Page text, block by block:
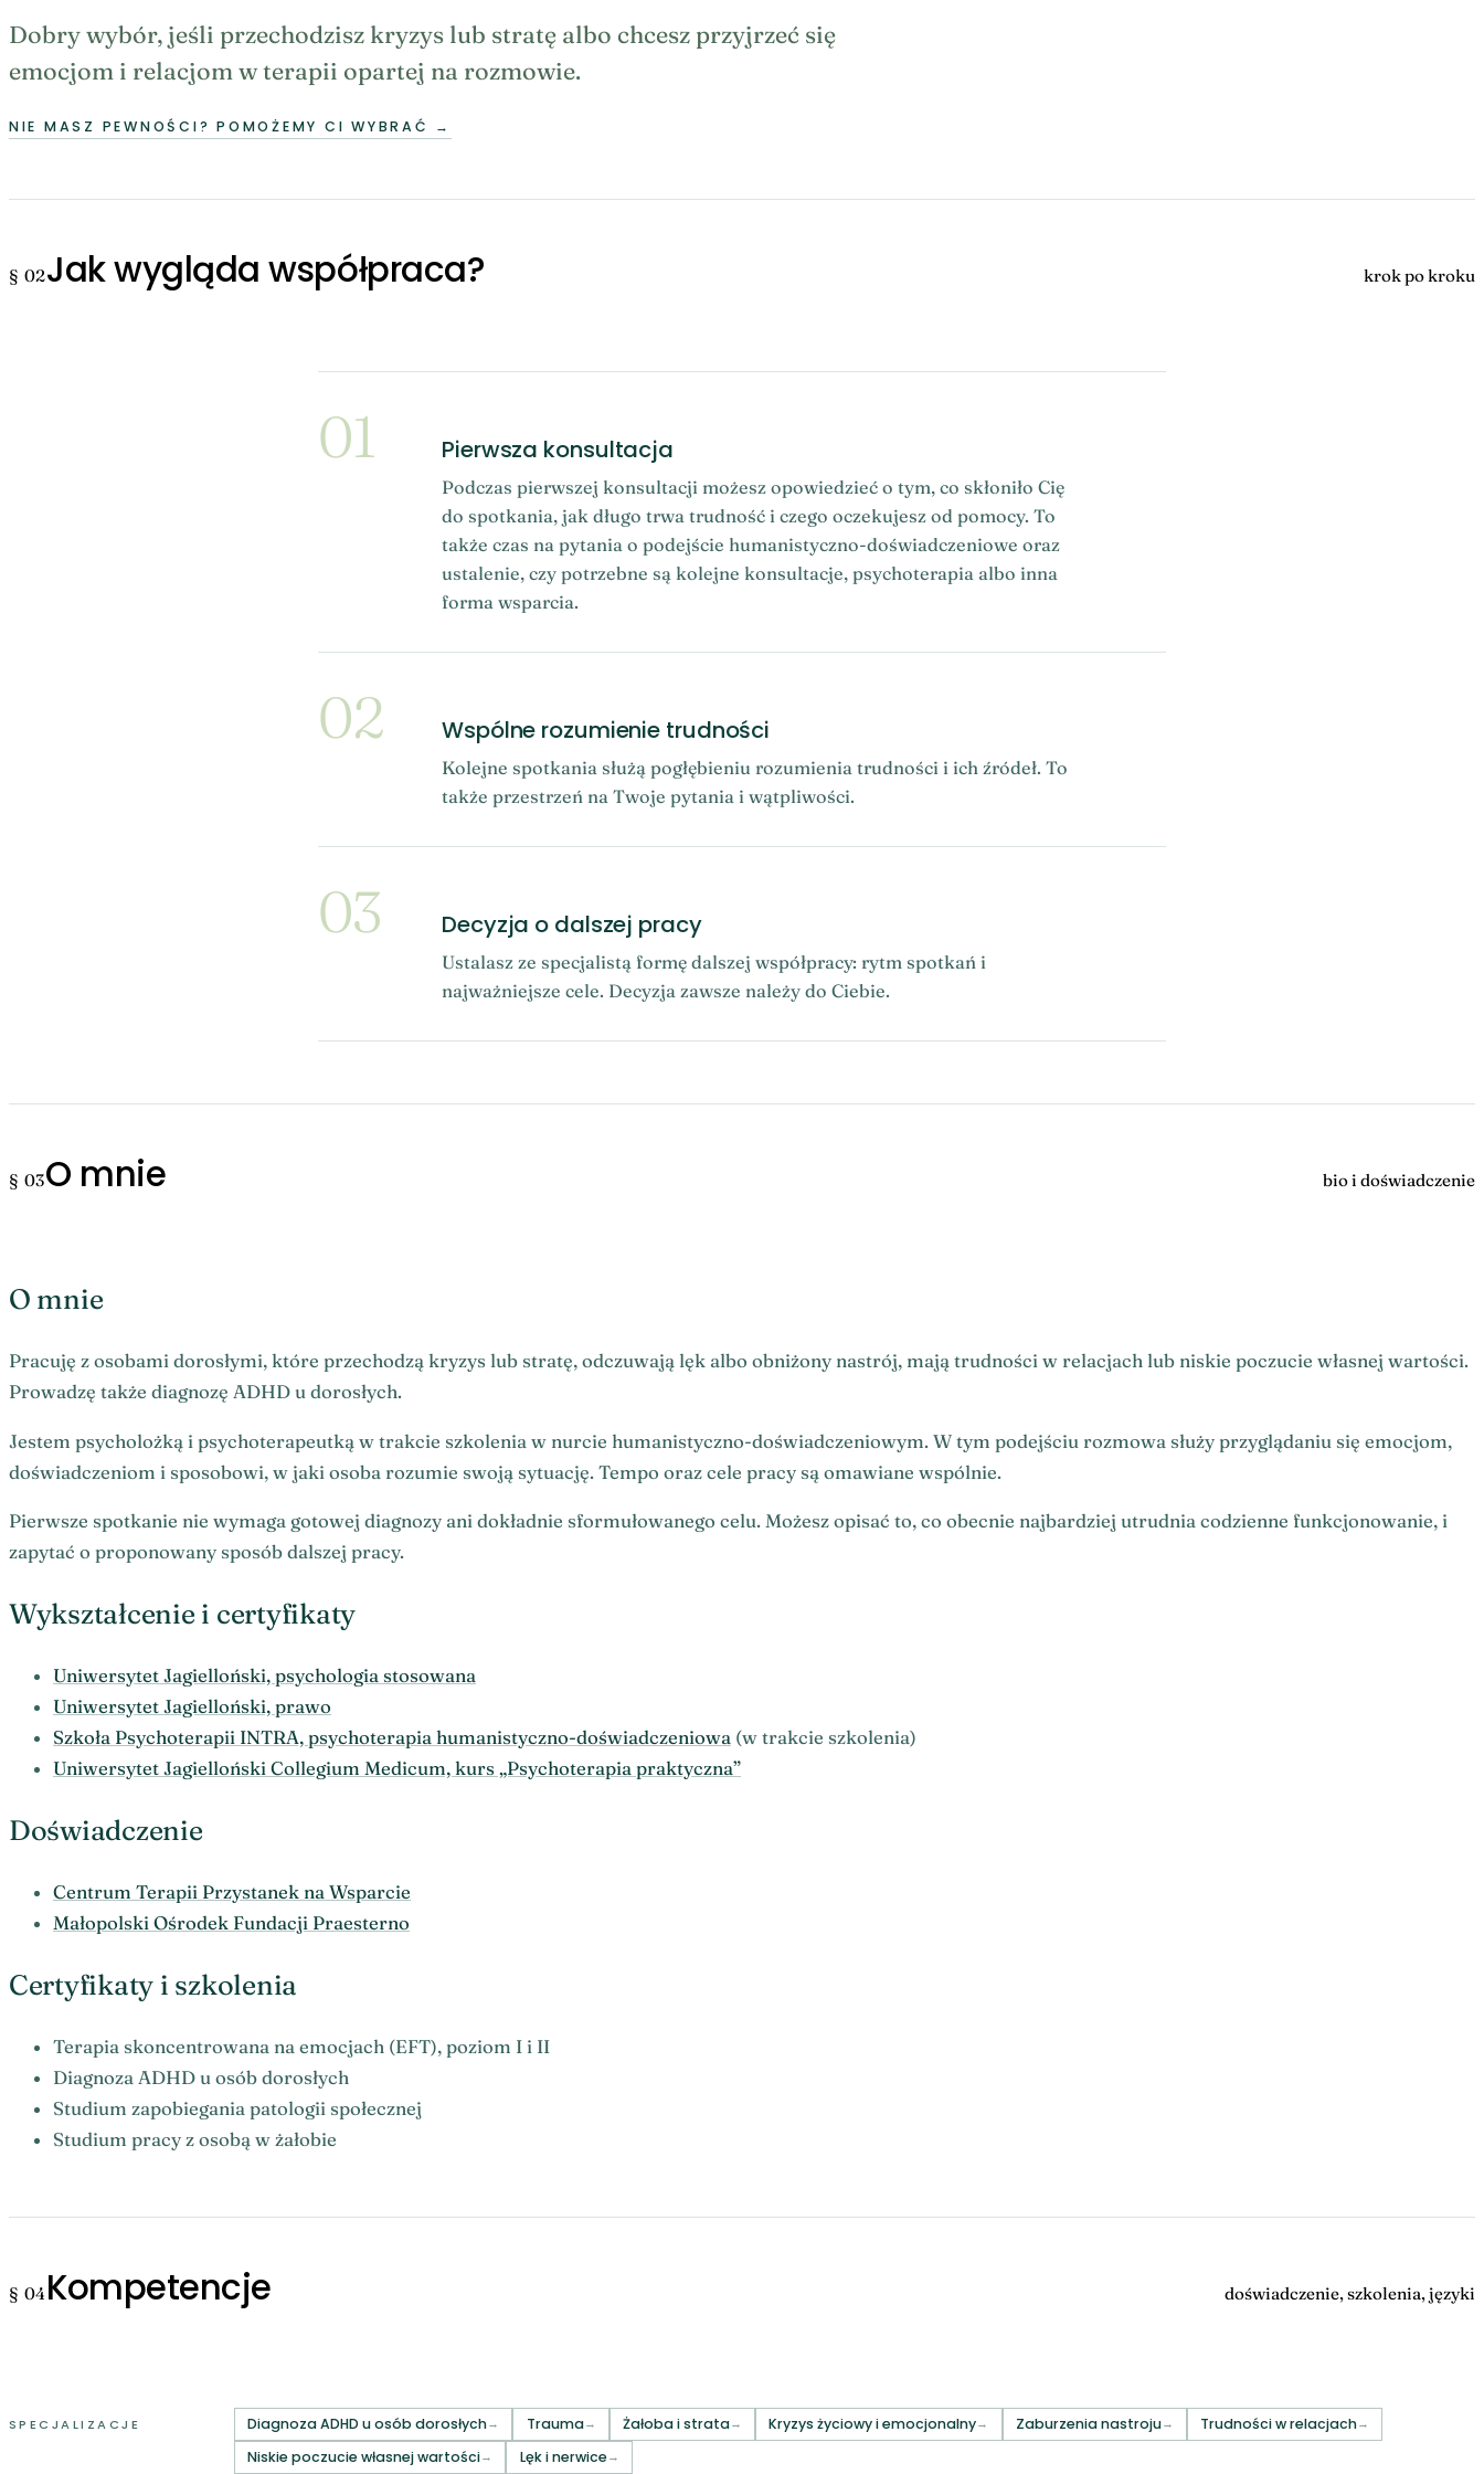
Dobry wybór, jeśli przechodzisz kryzys lub stratę albo chcesz przyjrzeć się
emocjom i relacjom w terapii opartej na rozmowie.
NIE MASZ PEWNOŚCI? POMOŻEMY CI WYBRAĆ →
§ 02Jak wygląda współpraca? krok po kroku
01 Pierwsza konsultacja
Podczas pierwszej konsultacji możesz opowiedzieć o tym, co skłoniło Cię
do spotkania, jak długo trwa trudność i czego oczekujesz od pomocy. To
także czas na pytania o podejście humanistyczno-doświadczeniowe oraz
ustalenie, czy potrzebne są kolejne konsultacje, psychoterapia albo inna
forma wsparcia.
02 Wspólne rozumienie trudności
Kolejne spotkania służą pogłębieniu rozumienia trudności i ich źródeł. To
także przestrzeń na Twoje pytania i wątpliwości.
03 Decyzja o dalszej pracy
Ustalasz ze specjalistą formę dalszej współpracy: rytm spotkań i
najważniejsze cele. Decyzja zawsze należy do Ciebie.
§ 03O mnie bio i doświadczenie
O mnie
Pracuję z osobami dorosłymi, które przechodzą kryzys lub stratę, odczuwają lęk albo obniżony nastrój, mają trudności w relacjach lub niskie poczucie własnej wartości.
Prowadzę także diagnozę ADHD u dorosłych.
Jestem psycholożką i psychoterapeutką w trakcie szkolenia w nurcie humanistyczno-doświadczeniowym. W tym podejściu rozmowa służy przyglądaniu się emocjom,
doświadczeniom i sposobowi, w jaki osoba rozumie swoją sytuację. Tempo oraz cele pracy są omawiane wspólnie.
Pierwsze spotkanie nie wymaga gotowej diagnozy ani dokładnie sformułowanego celu. Możesz opisać to, co obecnie najbardziej utrudnia codzienne funkcjonowanie, i
zapytać o proponowany sposób dalszej pracy.
Wykształcenie i certyfikaty
Uniwersytet Jagielloński, psychologia stosowana
Uniwersytet Jagielloński, prawo
Szkoła Psychoterapii INTRA, psychoterapia humanistyczno-doświadczeniowa (w trakcie szkolenia)
Uniwersytet Jagielloński Collegium Medicum, kurs „Psychoterapia praktyczna”
Doświadczenie
Centrum Terapii Przystanek na Wsparcie
Małopolski Ośrodek Fundacji Praesterno
Certyfikaty i szkolenia
Terapia skoncentrowana na emocjach (EFT), poziom I i II
Diagnoza ADHD u osób dorosłych
Studium zapobiegania patologii społecznej
Studium pracy z osobą w żałobie
§ 04 Kompetencje doświadczenie, szkolenia, języki
SPECJALIZACJE Diagnoza ADHD u osób dorosłych Trauma Żałoba i strata Kryzys życiowy i emocjonalny Zaburzenia nastroju
Trudności w relacjach
Niskie poczucie własnej wartości
Lęk i nerwice